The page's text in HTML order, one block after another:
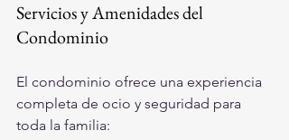
Servicios y Amenidades del
Condominio
El condominio ofrece una experiencia
completa de ocio y seguridad para
toda la familia: